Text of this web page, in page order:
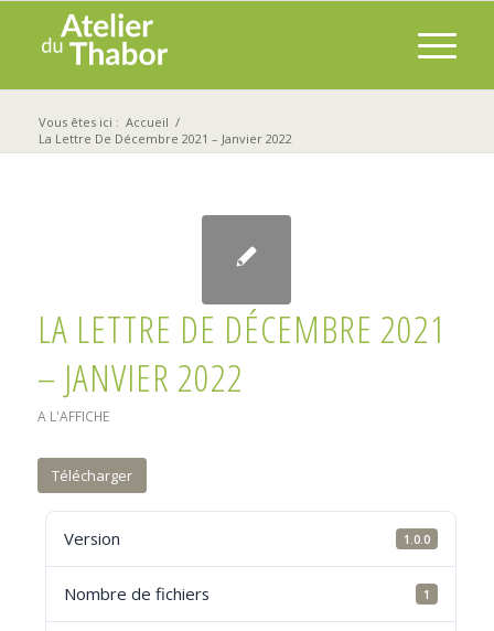
Vous êtes ici : Accueil /
La Lettre De Décembre 2021 – Janvier 2022
LA LETTRE DE DÉCEMBRE 2021
– JANVIER 2022
A L'AFFICHE
Télécharger
Version 1.0.0
Nombre de fichiers 1